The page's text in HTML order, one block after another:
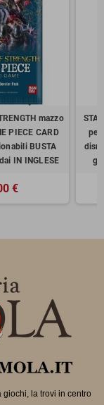
mazzo
PIECE CARD
BUSTA
IN INGLESE
€
per
giochi, la trovi in centro